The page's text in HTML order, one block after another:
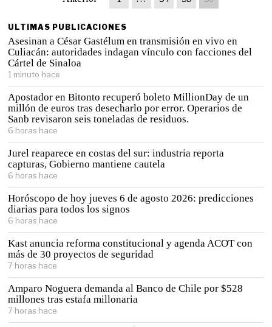
ULTIMAS PUBLICACIONES
Asesinan a César Gastélum en transmisión en vivo en
Culiacán: autoridades indagan vínculo con facciones del
Cártel de Sinaloa
1 minuto hace
Apostador en Bitonto recuperó boleto MillionDay de un
millón de euros tras desecharlo por error. Operarios de
Sanb revisaron seis toneladas de residuos.
6 horas hace
Jurel reaparece en costas del sur: industria reporta
capturas, Gobierno mantiene cautela
6 horas hace
Horóscopo de hoy jueves 6 de agosto 2026: predicciones
diarias para todos los signos
6 horas hace
Kast anuncia reforma constitucional y agenda ACOT con
más de 30 proyectos de seguridad
7 horas hace
Amparo Noguera demanda al Banco de Chile por $528
millones tras estafa millonaria
7 horas hace